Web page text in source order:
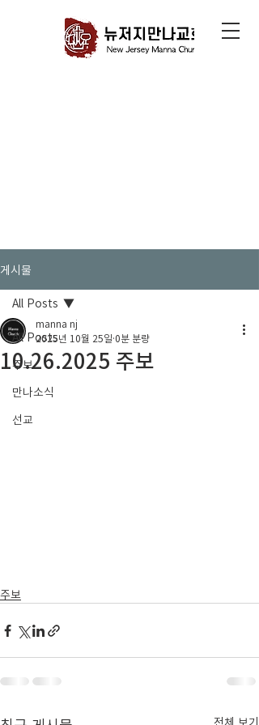
게시물
All Posts
주보
만나소식
선교
All Posts
10.26.2025 주보
manna nj
2025년 10월 25일 0분 분량
주보